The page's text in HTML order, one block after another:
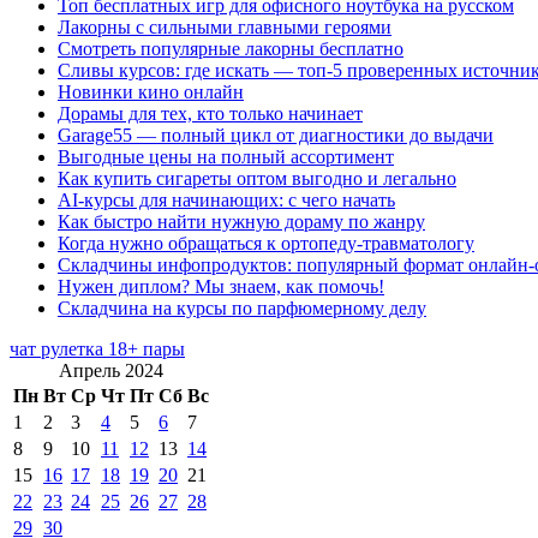
Топ бесплатных игр для офисного ноутбука на русском
Лакорны с сильными главными героями
Смотреть популярные лакорны бесплатно
Сливы курсов: где искать — топ-5 проверенных
Новинки кино онлайн
Дорамы для тех, кто только начинает
Garage55 — полный цикл от диагностики до выдачи
Выгодные цены на полный ассортимент
Как купить сигареты оптом выгодно и легально
AI-курсы для начинающих: с чего начать
Как быстро найти нужную дораму по жанру
Когда нужно обращаться к ортопеду-травматологу
Складчины инфопродуктов: популярный формат онлайн-
Нужен диплом? Мы знаем, как помочь!
Складчина на курсы по парфюмерному делу
чат рулетка 18+ пары
Апрель 2024
Пн Вт Ср Чт Пт Сб Вс
1
2 3 4 5 6
7
8
9 10 11 12 13 14
15 16 17 18 19 20 21
22
23 24 25 26 27 28
29 30